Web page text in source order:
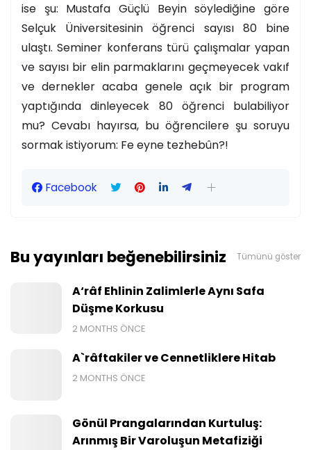
ise şu: Mustafa Güçlü Beyin söylediğine göre
Selçuk Üniversitesinin öğrenci sayısı 80 bine
ulaştı. Seminer konferans türü çalışmalar yapan
ve sayısı bir elin parmaklarını geçmeyecek vakıf
ve dernekler acaba genele açık bir program
yaptığında dinleyecek 80 öğrenci bulabiliyor
mu? Cevabı hayırsa, bu öğrencilere şu soruyu
sormak istiyorum: Fe eyne tezhebûn?!
Facebook
Bu yayınları beğenebilirsiniz Tümünü göster
A‘râf Ehlinin Zalimlerle Aynı Safa
Düşme Korkusu
2 MONTHS ÖNCE
A`râftakiler ve Cennetliklere Hitab
2 MONTHS ÖNCE
Gönül Prangalarından Kurtuluş:
Arınmış Bir Varoluşun Metafiziği